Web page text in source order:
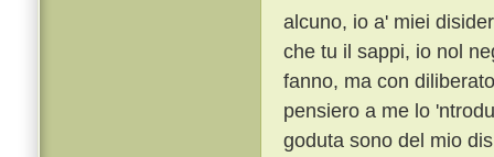
alcuno, io a' miei
che tu il sappi, io nol
fanno, ma con
pensiero a me lo
goduta sono del mio